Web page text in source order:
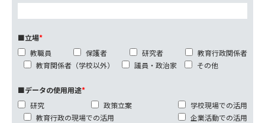
■立場*
教職員
保護者 研究者
教育行政関係者
教育関係者（学校以外）
議員・政治家 その他
■データの使用用途*
研究
政策立案
学校現場での活用
教育行政の現場での活用
企業活動での活用